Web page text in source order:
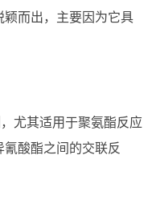
颖而出，主要因为它具
尤其适用于聚氨酯反应
酸酯之间的交联反